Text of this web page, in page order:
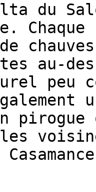
du
au-
peu
pirogue